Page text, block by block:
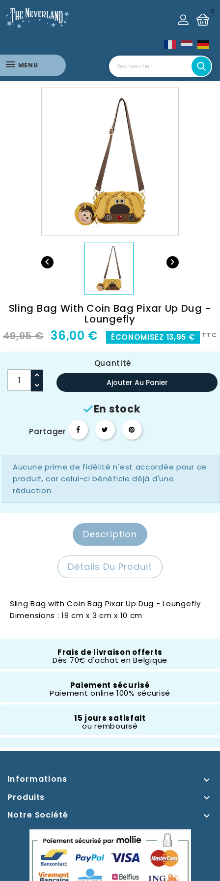
0
MENU
 
Sling Bag With Coin Bag Pixar Up Dug -
Loungefly
49,95 € 36,00 € ÉCONOMISEZ 13,95 € TTC
Quantité
Ajouter Au Panier
En stock
Partager
Aucune prime de fidélité n'est accordée pour ce
produit, car celui-ci bénéficie déjà d'une
réduction
Description
Détails Du Produit
Sling Bag with Coin Bag Pixar Up Dug - Loungefly
Dimensions : 19 cm x 3 cm x 10 cm
Là Haut
Frais de livraison offerts
Dès 70€ d'achat en Belgique
Paiement sécurisé
Paiement online 100% sécurisé
15 jours satisfait
ou remboursé
Informations 
Produits 
Notre Société 